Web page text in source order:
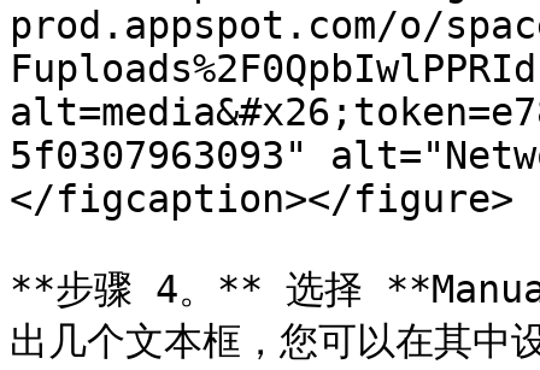
prod.appspot.com/o/
5f0307963093"
</figcaption></figure>
**步骤 4。** 选择
出几个文本框，您可以在